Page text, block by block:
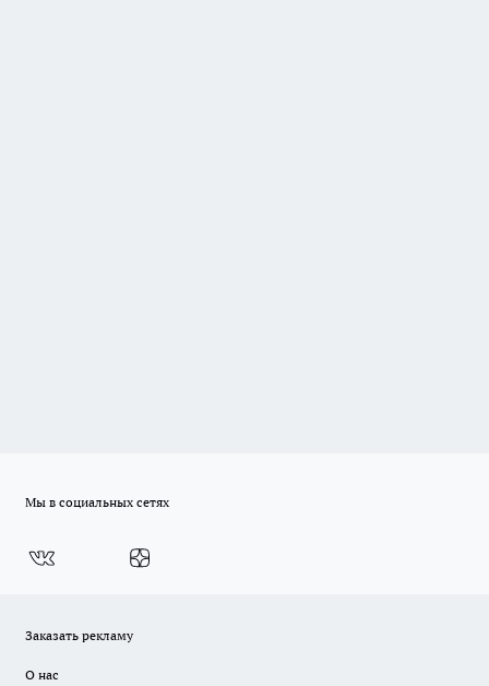
Мы в социальных сетях
Заказать рекламу
О нас